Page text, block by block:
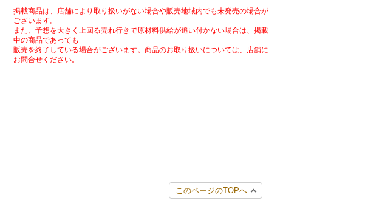
掲載商品は、店舗により取り扱いがない場合や販売地域内でも未発売の場合が
ございます。
また、予想を大きく上回る売れ行きで原材料供給が追い付かない場合は、掲載
中の商品であっても
販売を終了している場合がございます。商品のお取り扱いについては、店舗に
お問合せください。
このページのTOPへ